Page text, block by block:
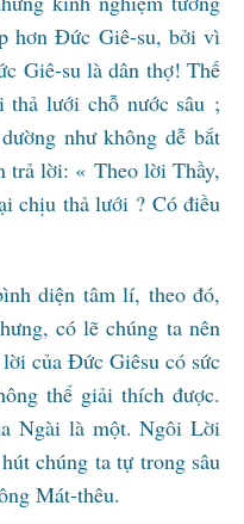
hơn Đức Giê-su, bởi vì
Giê-su là dân thợ! Thế
lưới chỗ nước sâu ;
như không dễ bắt
trả lời: « Theo lời Thầy,
chịu thả lưới ? Có điều
diện tâm lí, theo đó,
có lẽ chúng ta nên
của Đức Giêsu có sức
thể giải thích được.
Ngài là một. Ngôi Lời
chúng ta tự trong sâu
Mát-thêu.